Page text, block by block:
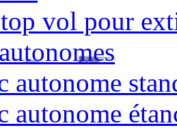
vol pour
autonome
autonome